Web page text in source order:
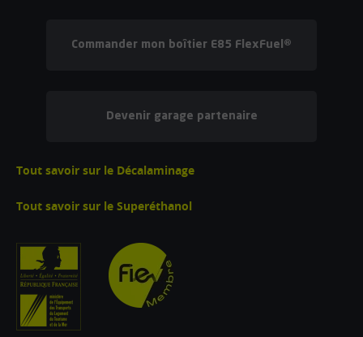
Commander mon boîtier E85 FlexFuel®
Devenir garage partenaire
Tout savoir sur le Décalaminage
Tout savoir sur le Superéthanol